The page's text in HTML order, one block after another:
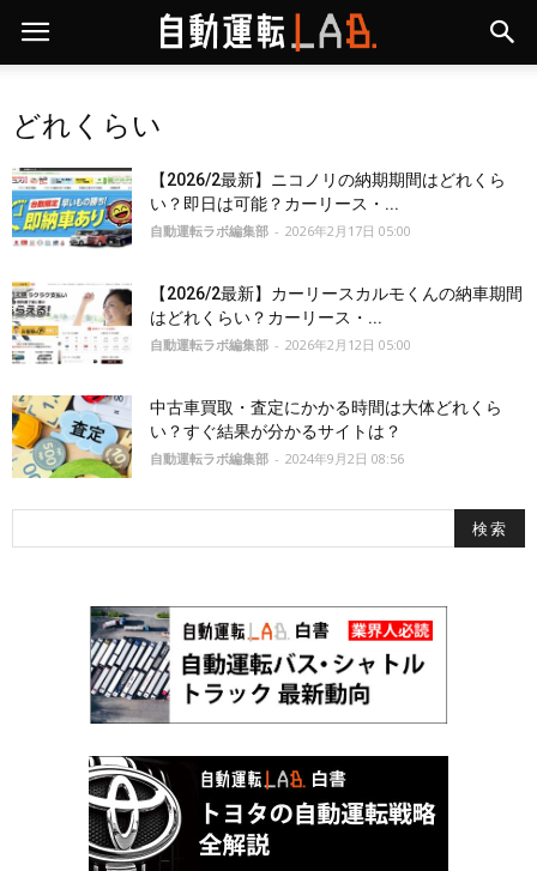
どれくらい
【2026/2最新】ニコノリの納期期間はどれくら
い？即日は可能？カーリース・...
自動運転ラボ編集部 - 2026年2月17日 05:00
【2026/2最新】カーリースカルモくんの納車期間
はどれくらい？カーリース・...
自動運転ラボ編集部 - 2026年2月12日 05:00
中古車買取・査定にかかる時間は大体どれくら
い？すぐ結果が分かるサイトは？
自動運転ラボ編集部 - 2024年9月2日 08:56